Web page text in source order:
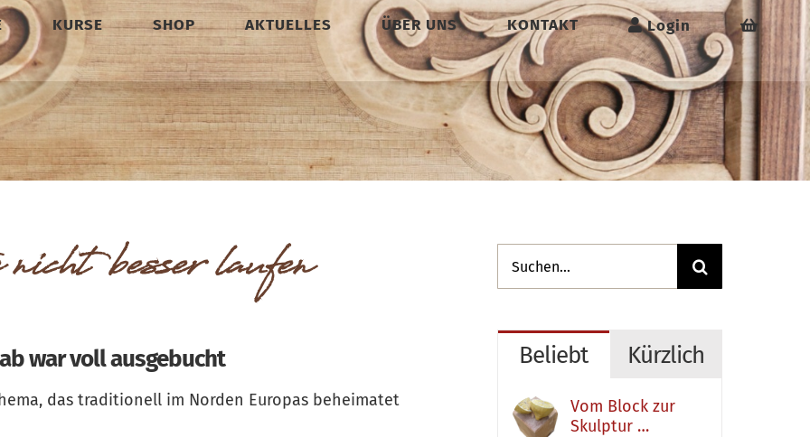
KURSE SHOP AKTUELLES ÜBER UNS KONTAKT Login
besser laufen
war voll ausgebucht
das traditionell im Norden Europas beheimatet
Suche
nach:
Beliebt Kürzlich
Vom Block zur
Skulptur …